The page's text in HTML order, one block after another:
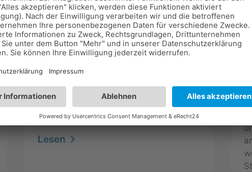
Verein
Trainingslager Damen 30/40/50
wir mit 19 Mädels im Trainingslager
in Oberaula. Es hat wieder viel
schon auf nächstes Jahr
Lesen